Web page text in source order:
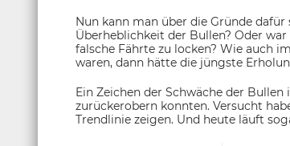
Nun kann man über die Gründe
Überheblichkeit der Bullen? Oder
falsche Fährte zu locken? Wie auch
waren, dann hätte die jüngste
Ein Zeichen der Schwäche der
zurückerobern konnten. Versucht
Trendlinie zeigen. Und heute läuft